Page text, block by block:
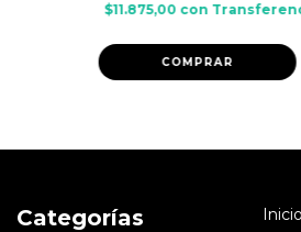
$11.875,00 con
Categorías Inicio